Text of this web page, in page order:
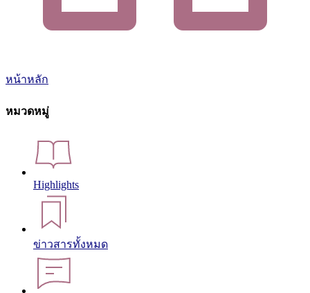
หน้าหลัก
หมวดหมู่
Highlights
ข่าวสารทั้งหมด